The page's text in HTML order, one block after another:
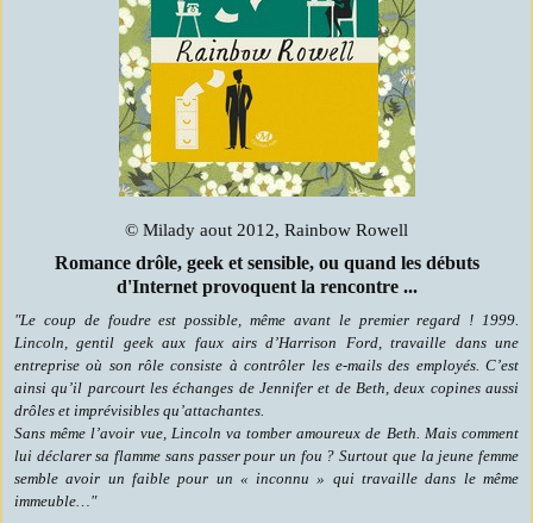
© Milady aout 2012, Rainbow Rowell
Romance drôle, geek et sensible, ou quand les débuts
d'Internet provoquent la rencontre ...
"Le coup de foudre est possible, même avant le premier regard ! 1999.
Lincoln, gentil geek aux faux airs d’Harrison Ford, travaille dans une
entreprise où son rôle consiste à contrôler les e-mails des employés. C’est
ainsi qu’il parcourt les échanges de Jennifer et de Beth, deux copines aussi
drôles et imprévisibles qu’attachantes.
Sans même l’avoir vue, Lincoln va tomber amoureux de Beth. Mais comment
lui déclarer sa flamme sans passer pour un fou ? Surtout que la jeune femme
semble avoir un faible pour un « inconnu » qui travaille dans le même
immeuble…"